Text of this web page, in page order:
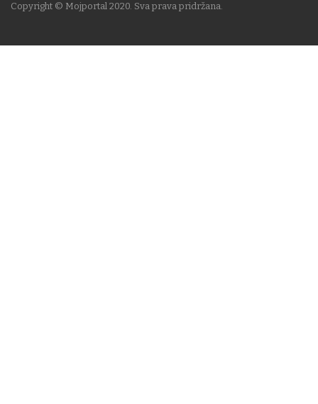
Copyright © Mojportal 2020. Sva prava pridržana.